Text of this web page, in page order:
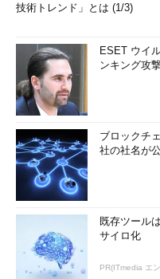
技術トレンド」とは (1/3)
ESET ウイ
ンキング攻
ブロックチ
社の社名が
既存ツール
サイロ化
PR(ITmedia エ